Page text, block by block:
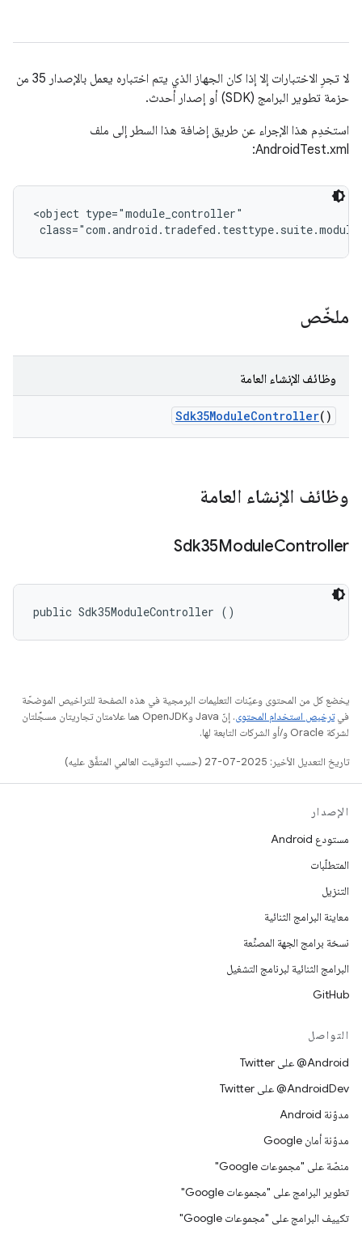
لا تجرِ الاختبارات إلا إذا كان الجهاز الذي يتم اختباره يعمل بالإصدار 35 من
حزمة تطوير البرامج (SDK) أو إصدار أحدث.
استخدِم هذا الإجراء عن طريق إضافة هذا السطر إلى ملف
AndroidTest.xml:
<object type="module_controller"
ملخّص
وظائف الإنشاء العامة
Sdk35ModuleController()
وظائف الإنشاء العامة
Sdk35ModuleController
public Sdk35ModuleController ()
يخضع كل من المحتوى وعيّنات التعليمات البرمجية في هذه الصفحة للتراخيص الموضحّة
فيترخيص استخدام المحتوى
. إنّ Java وOpenJDK هما علامتان تجاريتان مسجَّلتان
لشركة Oracle و/أو الشركات التابعة لها.
تاريخ التعديل الأخير: 2025-07-27 (حسب التوقيت العالمي المتفَّق عليه)
الإصدار
مستودع Android
المتطلّبات
التنزيل
معاينة البرامج الثنائية
نسخة برامج الجهة المصنِّعة
البرامج الثنائية لبرنامج التشغيل
GitHub
التواصل
‎@Android على Twitter
‎@AndroidDev على Twitter
مدوّنة Android
مدوّنة أمان Google
منصّة على "مجموعات Google"
تطوير البرامج على "مجموعات Google"
تكييف البرامج على "مجموعات Google"